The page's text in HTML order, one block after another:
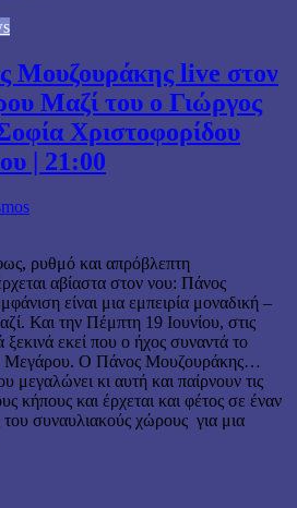
live στον
Μαζί του ο Γιώργος
Χριστοφορίδου
| 21:00
ρυθμό και απρόβλεπτη
αβίαστα στον νου: Πάνος
είναι μια εμπειρία μοναδική –
Και την Πέμπτη 19 Ιουνίου, στις
εκεί που ο ήχος συναντά το
Μεγάρου. Ο Πάνος Μουζουράκης…
μεγαλώνει κι αυτή και παίρνουν τις
κήπους και έρχεται και φέτος σε έναν
συναυλιακούς χώρους για μια